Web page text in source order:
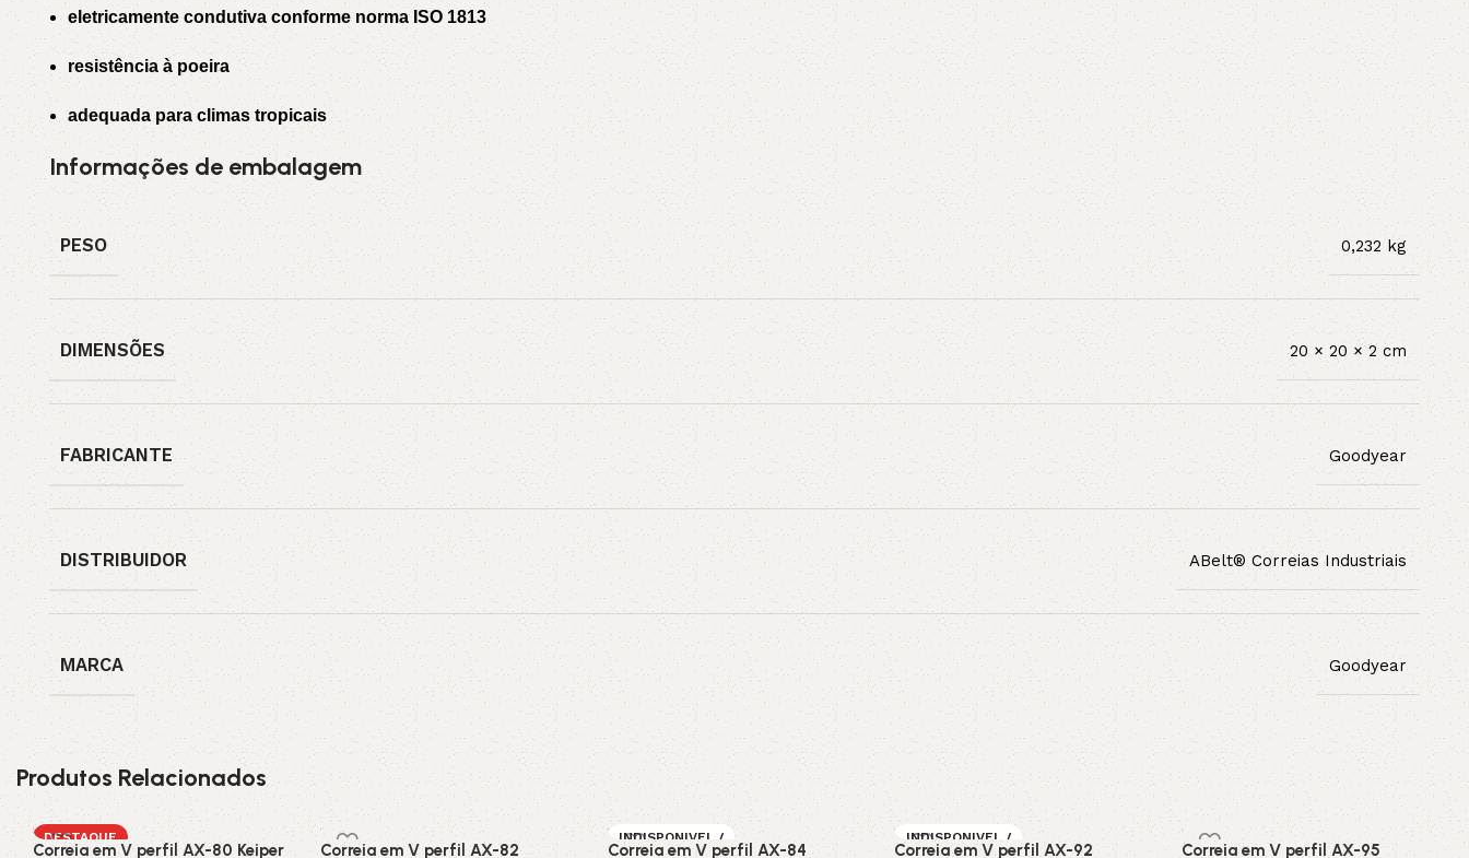
eletricamente condutiva conforme norma ISO 1813
resistência à poeira
adequada para climas tropicais
Informações de embalagem
PESO 0,232 kg
DIMENSÕES 20 × 20 × 2 cm
FABRICANTE Goodyear
DISTRIBUIDOR ABelt® Correias Industriais
MARCA Goodyear
Produtos Relacionados
DESTAQUE
Correia em V perfil AX-80 Keiper
Correia em V perfil AX-82
INDISPONIVEL /
SOB ENCOMEN
Correia em V perfil AX-84
INDISPONIVEL /
SOB ENCOMEN
Correia em V perfil AX-92
Correia em V perfil AX-95